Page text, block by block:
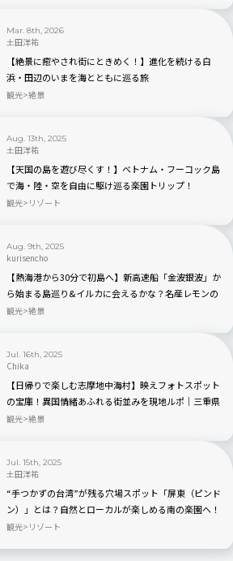
Mar. 8th, 2026
土田洋祐
【絶景に癒やされ街にときめく！】進化を続ける白
浜・田辺のいまを海とともに巡る旅
観光 絶景
Aug. 13th, 2025
土田洋祐
【天国の島を遊び尽くす！】ベトナム・フーコック島
で海・陸・空を自由に駆け巡る楽園トリップ！
観光 リゾート
Aug. 9th, 2025
kurisencho
【熱海港から30分で初島へ】新高速船「金波銀波」か
ら始まる島巡り&イルカに会えるかな？名産レモンの
お土産もいっぱい
観光 絶景
Jul. 16th, 2025
Chika
【日帰りで楽しむ志摩地中海村】映えフォトスポット
の宝庫！異国情緒あふれる街並みを現地ルポ｜三重県
志摩市
観光 絶景
Jul. 15th, 2025
土田洋祐
“手つかずの台湾”が残る穴場スポット「屏東（ピンド
ン）」とは？自然とローカルが楽しめる南の楽園へ！
観光 リゾート